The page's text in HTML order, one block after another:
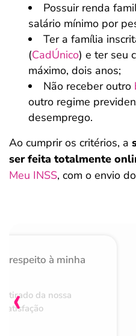
Possuir renda
salário mínimo por
Ter a família
(CadÚnico) e ter seu
máximo, dois anos;
Não receber outro
outro regime
desemprego.
Ao cumprir os critérios, a
ser feita totalmente
Meu INSS, com o envio
respeito à minha
da nossa
‹